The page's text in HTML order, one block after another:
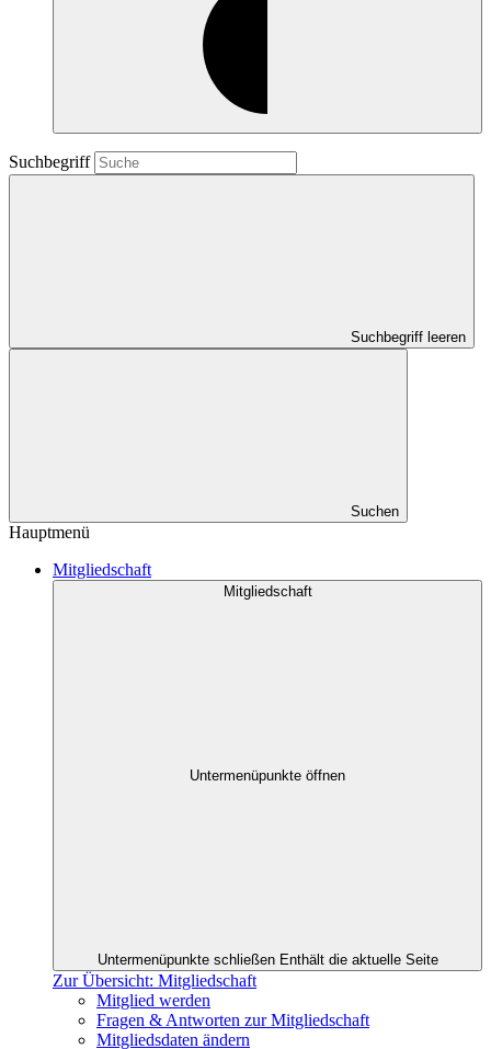
Suchbegriff
Suchbegriff leeren
Suchen
Hauptmenü
Mitgliedschaft
Mitgliedschaft
Untermenüpunkte öffnen
Untermenüpunkte schließen Enthält die aktuelle Seite
Zur Übersicht: Mitgliedschaft
Mitglied werden
Fragen & Antworten zur Mitgliedschaft
Mitgliedsdaten ändern